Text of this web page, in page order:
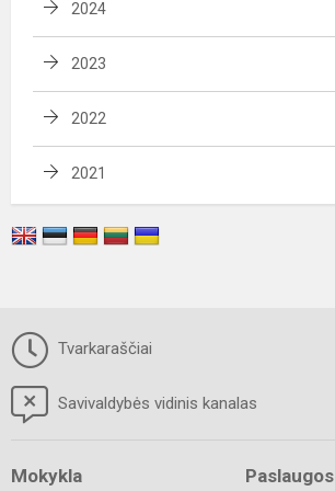
2024
2023
2022
2021
Tvarkaraščiai
Savivaldybės vidinis kanalas
Mokykla Paslaugos